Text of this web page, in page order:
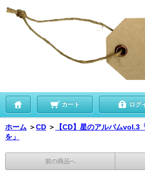
カート ログ
ホーム ＞CD ＞
【CD】星のアルバムvol.3
を」
前の商品へ